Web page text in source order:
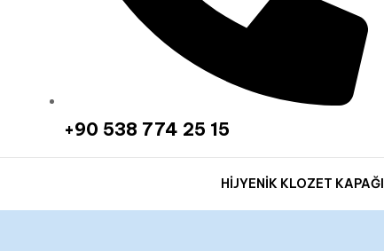
‪+90 538 774 25 15‬
HİJYENİK KLOZET KAPAĞI